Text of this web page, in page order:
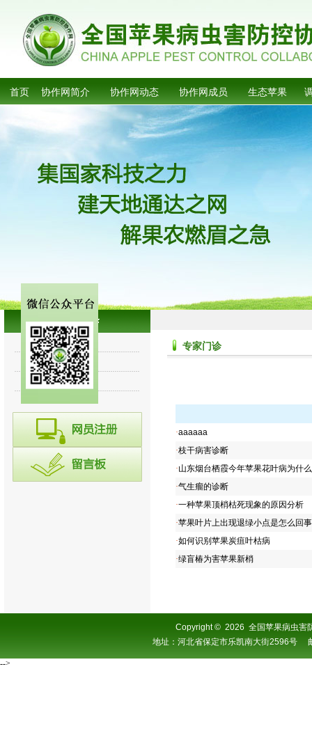
首页 协作网简介 协作网动态 协作网成员 生态苹果
专家讲堂
诊断集锦
往期回顾
专家门诊
·aaaaaa
·枝干病害诊断
·山东烟台栖霞今年苹果花叶病为什
·气生瘤的诊断
·一种苹果顶梢枯死现象的原因分析
·苹果叶片上出现退绿小点是怎么回
·如何识别苹果炭疽叶枯病
·绿盲椿为害苹果新梢
Copyright© 2026 全国苹果病虫害
地址：河北省保定市乐凯南大街2596
-->